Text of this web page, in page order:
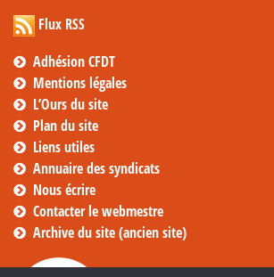
Flux RSS
Adhésion CFDT
Mentions légales
L’Ours du site
Plan du site
Liens utiles
Annuaire des syndicats
Nous écrire
Contacter le webmestre
Archive du site (ancien site)